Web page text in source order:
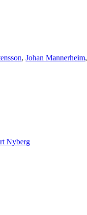
, Johan Mannerheim,
Nyberg